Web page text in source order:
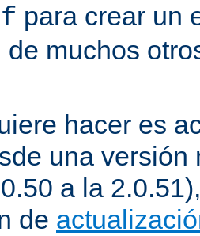
para crear un
de muchos
hacer es
una versión
a la
de